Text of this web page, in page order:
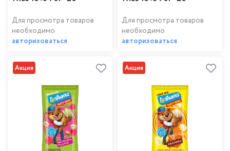
Для просмотра товаров
необходимо
авторизоваться
Для просмотра товаров
необходимо
авторизоваться
Акция Акция